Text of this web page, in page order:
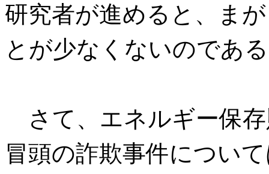
研究者が進めると、ま
とが少なくないのであ
さて、エネルギー保
冒頭の詐欺事件につい